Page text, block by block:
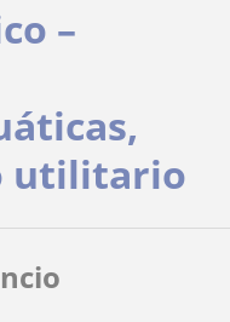
–
utilitario